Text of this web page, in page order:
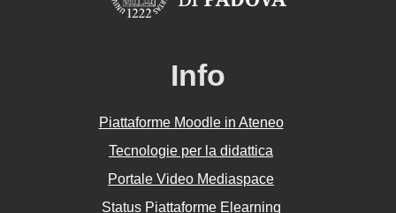
Info
Piattaforme Moodle in Ateneo
Tecnologie per la didattica
Portale Video Mediaspace
Status Piattaforme Elearning